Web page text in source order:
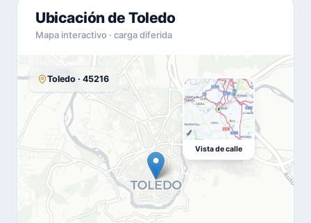
Ubicación de Toledo
Mapa interactivo · carga diferida
Toledo · 45216
Vista de calle